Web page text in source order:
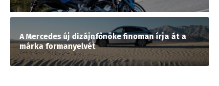
A Mercedes új dizájnfőnöke finoman írja át a
márka formanyelvét